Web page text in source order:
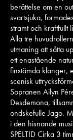
berättelse om en
svartsjuka,
stramt och kraftfullt
Alla tre
utmaning att sätta
ett enastående
finstämda klanger,
scenisk
Sopranen Ailyn
Desdemona,
ondskefulle Jago.
i den hisnande
SPELTID Cirka 3